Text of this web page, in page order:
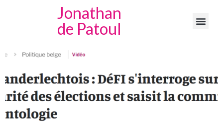
Jonathan
de Patoul